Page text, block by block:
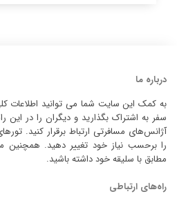
درباره ما
به کمک این سایت شما می توانید اطلاعات
سفر به اشتراک بگذارید و دیگران را در این
آژانس‌های مسافرتی ارتباط برقرار کنید.
را برحسب نیاز خود تغییر دهید. همچنین
مطابق با سلیقه خود داشته باشید.
راه‌های ارتباطی